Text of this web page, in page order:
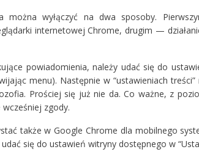
można wyłączyć na dwa sposoby.
internetowej Chrome, drugim —
powiadomienia, należy udać się do
menu). Następnie w “ustawieniach
Prościej się już nie da. Co ważne, z
zgody.
także w Google Chrome dla mobilnego
się do ustawień witryny dostępnego w